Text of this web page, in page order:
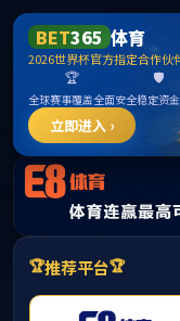
******
必威
请输入